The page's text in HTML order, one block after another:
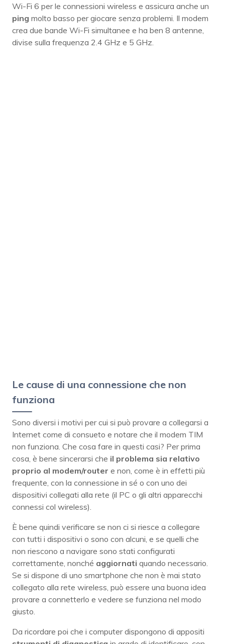
Wi-Fi 6 per le connessioni wireless e assicura anche un
ping molto basso per giocare senza problemi. Il modem
crea due bande Wi-Fi simultanee e ha ben 8 antenne,
divise sulla frequenza 2.4 GHz e 5 GHz.
Le cause di una connessione che non
funziona
Sono diversi i motivi per cui si può provare a collegarsi a
Internet come di consueto e notare che il modem TIM
non funziona. Che cosa fare in questi casi? Per prima
cosa, è bene sincerarsi che il problema sia relativo
proprio al modem/router e non, come è in effetti più
frequente, con la connessione in sé o con uno dei
dispositivi collegati alla rete (il PC o gli altri apparecchi
connessi col wireless).
È bene quindi verificare se non ci si riesce a collegare
con tutti i dispositivi o sono con alcuni, e se quelli che
non riescono a navigare sono stati configurati
correttamente, nonché aggiornati quando necessario.
Se si dispone di uno smartphone che non è mai stato
collegato alla rete wireless, può essere una buona idea
provare a connetterlo e vedere se funziona nel modo
giusto.
Da ricordare poi che i computer dispongono di appositi